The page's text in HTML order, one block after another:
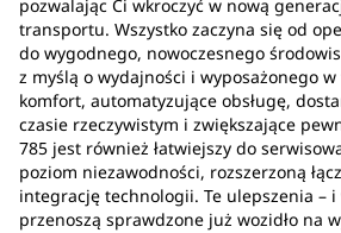
pozwalając Ci wkroczyć w nową
transportu. Wszystko zaczyna się od
do wygodnego, nowoczesnego
z myślą o wydajności i wyposażonego
komfort, automatyzujące obsługę,
czasie rzeczywistym i zwiększające
785 jest również łatwiejszy do
poziom niezawodności, rozszerzoną
integrację technologii. Te ulepszenia –
przenoszą sprawdzone już wozidło na